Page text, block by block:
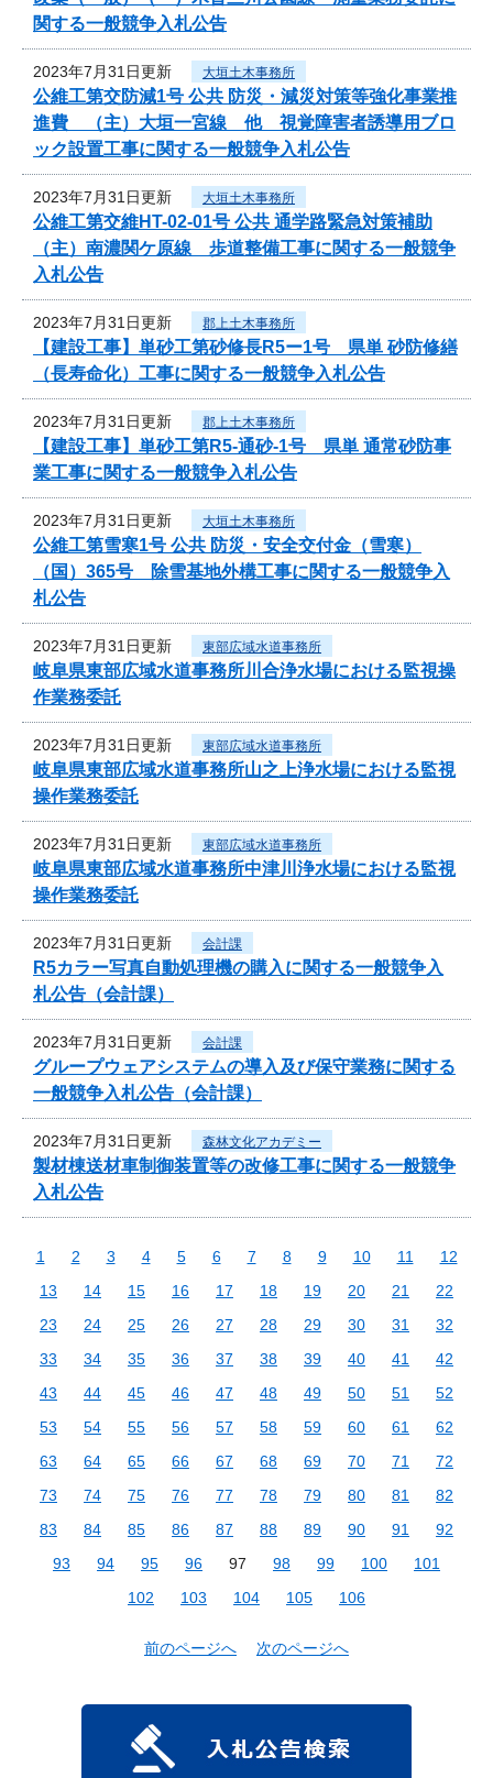
関する一般競争入札公告
2023年7月31日更新 大垣土木事務所
公維工第交防減1号 公共 防災・減災対策等強化事業推
進費 （主）大垣一宮線 他 視覚障害者誘導用ブロ
ック設置工事に関する一般競争入札公告
2023年7月31日更新 大垣土木事務所
公維工第交維HT-02-01号 公共 通学路緊急対策補助
（主）南濃関ケ原線 歩道整備工事に関する一般競争
入札公告
2023年7月31日更新 郡上土木事務所
【建設工事】単砂工第砂修長R5ー1号 県単 砂防修繕
（長寿命化）工事に関する一般競争入札公告
2023年7月31日更新 郡上土木事務所
【建設工事】単砂工第R5-通砂-1号 県単 通常砂防事
業工事に関する一般競争入札公告
2023年7月31日更新 大垣土木事務所
公維工第雪寒1号 公共 防災・安全交付金（雪寒）
（国）365号 除雪基地外構工事に関する一般競争入
札公告
2023年7月31日更新 東部広域水道事務所
岐阜県東部広域水道事務所川合浄水場における監視操
作業務委託
2023年7月31日更新 東部広域水道事務所
岐阜県東部広域水道事務所山之上浄水場における監視
操作業務委託
2023年7月31日更新 東部広域水道事務所
岐阜県東部広域水道事務所中津川浄水場における監視
操作業務委託
2023年7月31日更新 会計課
R5カラー写真自動処理機の購入に関する一般競争入
札公告（会計課）
2023年7月31日更新 会計課
グループウェアシステムの導入及び保守業務に関する
一般競争入札公告（会計課）
2023年7月31日更新 森林文化アカデミー
製材棟送材車制御装置等の改修工事に関する一般競争
入札公告
1 2 3 4 5 6 7 8 9 10 11
12
13
14 15 16 17 18 19 20 21
22
23
24 25 26 27 28 29 30 31
32
33
34 35 36 37 38 39 40 41
42
43
44 45 46 47 48 49 50 51
52
53
54 55 56 57 58 59 60 61
62
63
64 65 66 67 68 69 70 71
72
73
74 75 76 77 78 79 80 81
82
83
84 85 86 87 88 89 90 91
92
93
94 95 96 97 98 99 100
101
102
103 104 105 106
前のページへ 次のページへ